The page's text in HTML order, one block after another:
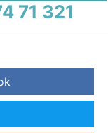
71 321